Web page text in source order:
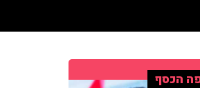
הכסף